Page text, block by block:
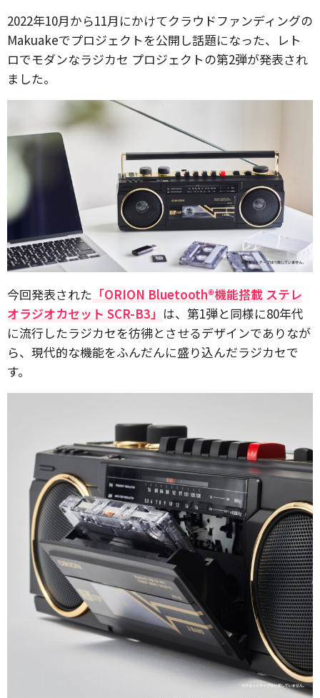
2022年10月から11月にかけてクラウドファンディングの
Makuakeでプロジェクトを公開し話題になった、レト
ロでモダンなラジカセ プロジェクトの第2弾が発表され
ました。
今回発表された 「ORION Bluetooth®機能搭載 ステレ
オラジオカセット SCR-B3」 は、第1弾と同様に80年代
に流行したラジカセを彷彿とさせるデザインでありなが
ら、現代的な機能をふんだんに盛り込んだラジカセで
す。